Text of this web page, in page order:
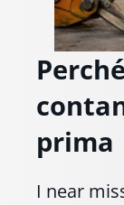
prima
I near